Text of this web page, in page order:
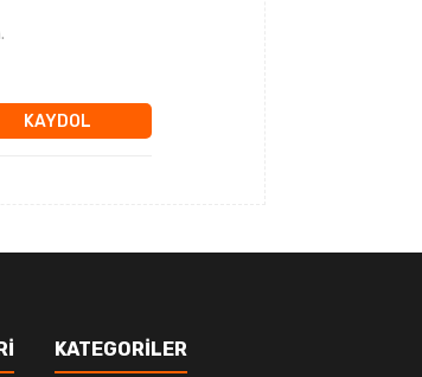
KAYDOL
KATEGORİLER